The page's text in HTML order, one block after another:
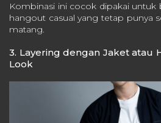
Kombinasi ini cocok dipakai untuk
hangout casual yang tetap punya
matang.
3. Layering dengan Jaket atau
Look